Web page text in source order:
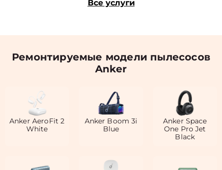
Все услуги
Ремонтируемые модели пылесосов
Anker
Anker AeroFit 2
White
Anker Boom 3i
Blue
Anker Space
One Pro Jet
Black